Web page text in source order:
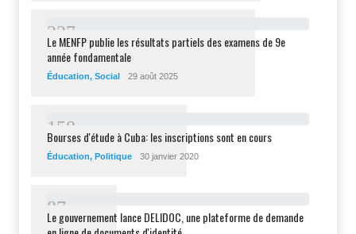
227
Le MENFP publie les résultats partiels des examens de 9e
année fondamentale
Éducation, Social 29 août 2025
1 58
Bourses d'étude à Cuba: les inscriptions sont en cours
Éducation, Politique 30 janvier 2020
87
Le gouvernement lance DELIDOC, une plateforme de demande